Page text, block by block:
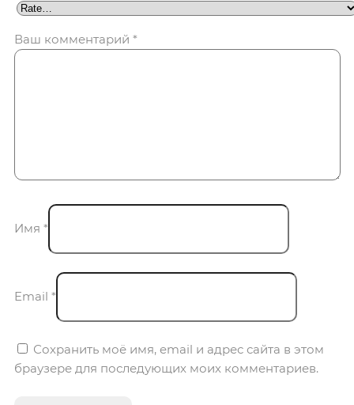
Ваш комментарий *
Имя *
Email *
Сохранить моё имя, email и адрес сайта в этом
браузере для последующих моих комментариев.